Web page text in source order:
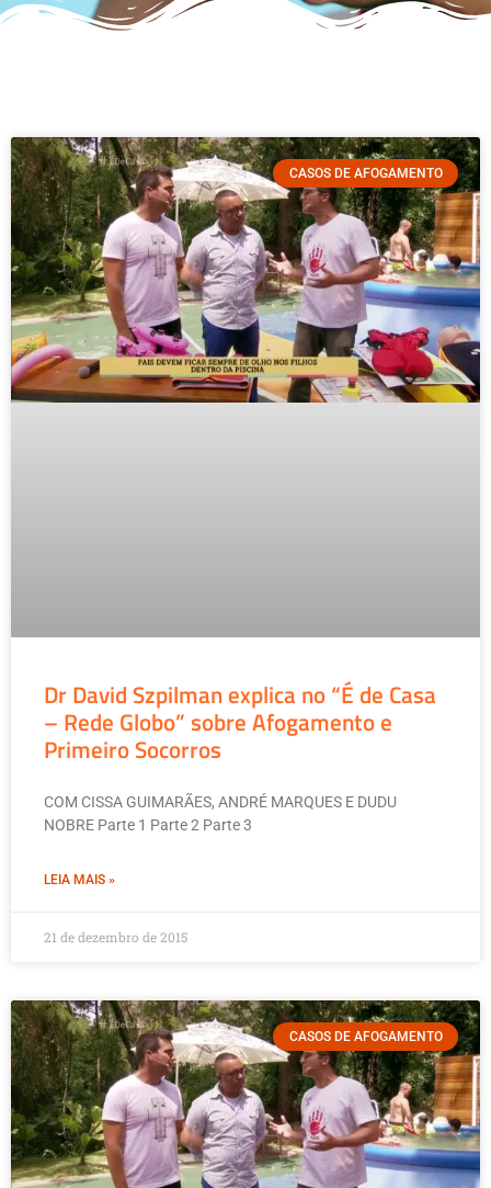
CASOS DE AFOGAMENTO
Dr David Szpilman explica no “É de Casa
– Rede Globo” sobre Afogamento e
Primeiro Socorros
COM CISSA GUIMARÃES, ANDRÉ MARQUES E DUDU
NOBRE Parte 1 Parte 2 Parte 3
LEIA MAIS »
21 de dezembro de 2015
CASOS DE AFOGAMENTO